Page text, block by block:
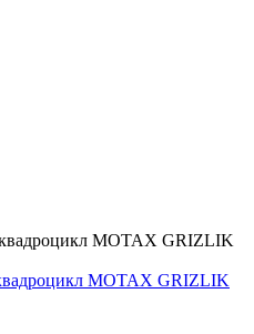
MOTAX GRIZLIK